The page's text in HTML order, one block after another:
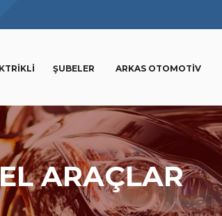
ŞUBELER ARKAS OTOMOTIV
ARAÇLAR